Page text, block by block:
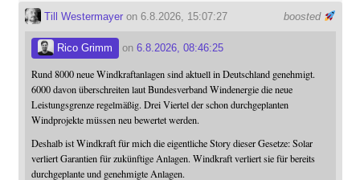
boosted
Till Westermayeron 6.8.2026, 15:07:27
Rico Grimm on 6.8.2026, 08:46:25
Rund 8000 neue Windkraftanlagen sind aktuell in Deutschland genehmigt.
6000 davon überschreiten laut Bundesverband Windenergie die neue
Leistungsgrenze regelmäßig. Drei Viertel der schon durchgeplanten
Windprojekte müssen neu bewertet werden.
Deshalb ist Windkraft für mich die eigentliche Story dieser Gesetze: Solar
verliert Garantien für zukünftige Anlagen. Windkraft verliert sie für bereits
durchgeplante und genehmigte Anlagen.